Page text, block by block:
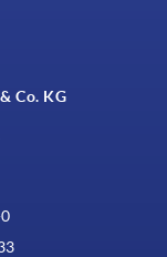
Co. KG